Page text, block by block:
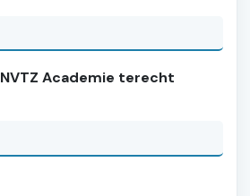
Academie terecht